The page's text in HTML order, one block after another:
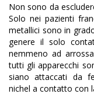
Non sono da
Solo nei pazienti
metallici sono in
genere il solo
nemmeno ad
tutti gli apparecchi
siano attaccati da
nichel a contatto con